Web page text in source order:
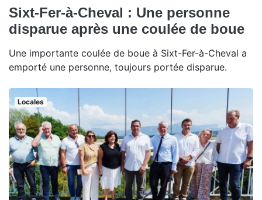
Sixt-Fer-à-Cheval : Une personne
disparue après une coulée de boue
Une importante coulée de boue à Sixt-Fer-à-Cheval a
emporté une personne, toujours portée disparue.
Locales